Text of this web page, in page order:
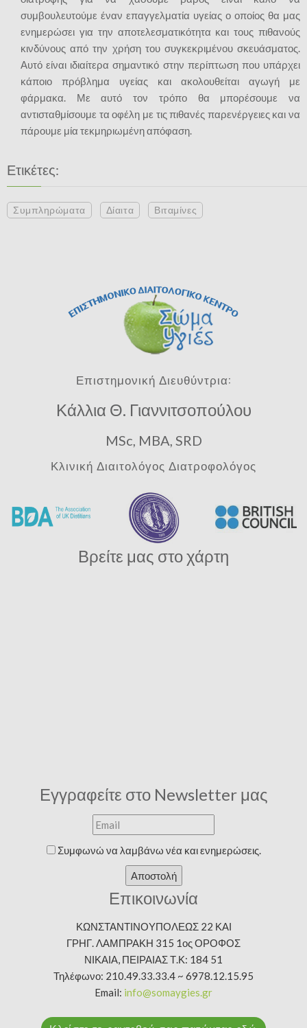
συμβουλευτούμε έναν επαγγελματία υγείας ο οποίος θα μας
ενημερώσει για την αποτελεσματικότητα και τους πιθανούς
κινδύνους από την χρήση του συγκεκριμένου σκευάσματος.
Αυτό είναι ιδιαίτερα σημαντικό στην περίπτωση που υπάρχει
κάποιο πρόβλημα υγείας και ακολουθείται αγωγή με
φάρμακα. Με αυτό τον τρόπο θα μπορέσουμε να
αντισταθμίσουμε τα οφέλη με τις πιθανές παρενέργειες και να
πάρουμε μία τεκμηριωμένη απόφαση.
Ετικέτες:
Συμπληρώματα Δίαιτα Βιταμίνες
Επιστημονική Διευθύντρια:
Κάλλια Θ. Γιαννιτσοπούλου
MSc, MBA, SRD
Κλινική Διαιτολόγος Διατροφολόγος
Βρείτε μας στο χάρτη
Εγγραφείτε στο Newsletter μας
Συμφωνώ να λαμβάνω νέα και ενημερώσεις.
Αποστολή
Επικοινωνία
ΚΩΝΣΤΑΝΤΙΝΟΥΠΟΛΕΩΣ 22 ΚΑΙ
ΓΡΗΓ. ΛΑΜΠΡΑΚΗ 315 1ος ΟΡΟΦΟΣ
ΝΙΚΑΙΑ, ΠΕΙΡΑΙΑΣ Τ.Κ: 184 51
Τηλέφωνο: 210.49.33.33.4 ~ 6978.12.15.95
Email: info@somaygies.gr